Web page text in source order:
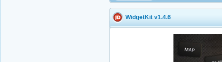
WidgetKit v1.4.6